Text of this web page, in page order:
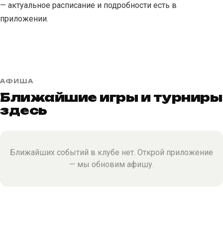
— актуальное расписание и подробности есть в
приложении.
АФИША
Ближайшие игры и турниры
здесь
Ближайших событий в клубе нет. Открой приложение
— мы обновим афишу.